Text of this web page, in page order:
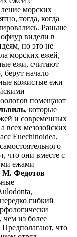
морских
тогда, когда
Раньше
видели в
но это не
морских ежей,
ежи, считают
берут начало
кожистые ежи
помещают
, которые
и современных
всех мезозойских
Euechinoidea,
что они вместе с
ежами
М. Федотов
гибкий
чем из более
что